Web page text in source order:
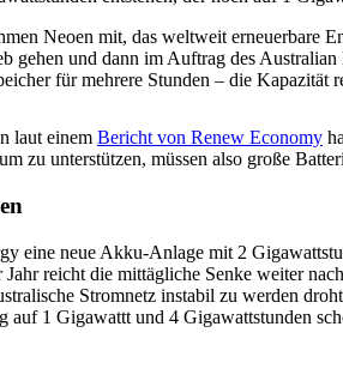
Neoen mit, das weltweit erneuerbare
gehen und dann im Auftrag des
für mehrere Stunden – die
laut einem Bericht von Renew Economy
zu unterstützen, müssen also große
eine neue Akku-Anlage mit 2
reicht die mittägliche Senke weiter
Stromnetz instabil zu werden
auf 1 Gigawattt und 4 Gigawattstunden